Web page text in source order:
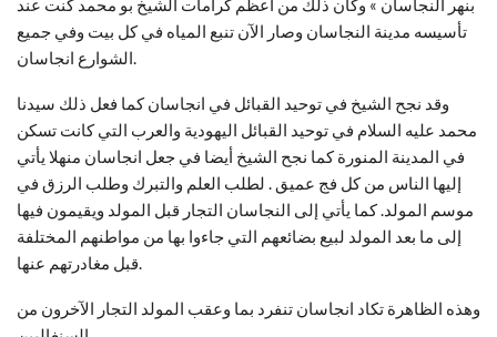
بنهر النجاسان » وكان ذلك من أعظم كرامات الشيخ بو محمد كنت عند
تأسيسه مدينة النجاسان وصار الآن تنبع المياه في كل بيت وفي جميع
الشوارع انجاسان.
وقد نجح الشيخ في توحيد القبائل في انجاسان كما فعل ذلك سيدنا
محمد عليه السلام في توحيد القبائل اليهودية والعرب التي كانت تسكن
في المدينة المنورة كما نجح الشيخ أيضا في جعل انجاسان منهلا يأتي
إليها الناس من كل فج عميق . لطلب العلم والتبرك وطلب الرزق في
موسم المولد. كما يأتي إلى النجاسان التجار قبل المولد ويقيمون فيها
إلى ما بعد المولد لبيع بضائعهم التي جاءوا بها من مواطنهم المختلفة
قبل مغادرتهم عنها.
وهذه الظاهرة تكاد انجاسان تنفرد بما وعقب المولد التجار الآخرون من